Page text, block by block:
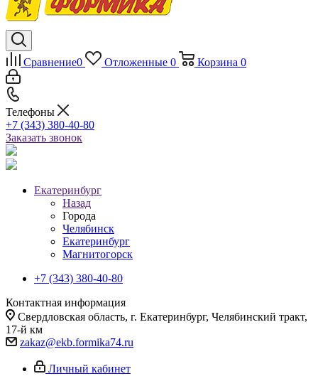
Сравнение0 Отложенные 0 Корзина 0
Телефоны
+7 (343) 380-40-80
Заказать звонок
Екатеринбург
Назад
Города
Челябинск
Екатеринбург
Магнитогорск
+7 (343) 380-40-80
Контактная информация
Свердловская область, г. Екатеринбург, Челябинский тракт,
17-й км
zakaz@ekb.formika74.ru
Личный кабинет